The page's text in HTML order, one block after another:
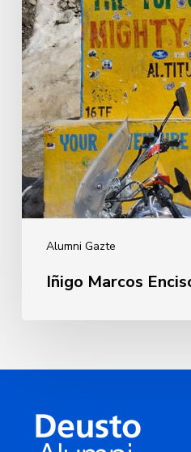
Alumni Gazte
Iñigo Marcos